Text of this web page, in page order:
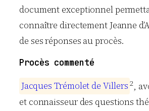
document exceptionnel
connaître directement Jeanne
de ses réponses au procès.
Procès commenté
Jacques Trémolet de Villers 2,
et connaisseur des questions